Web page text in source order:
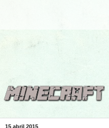
15 abril 2015